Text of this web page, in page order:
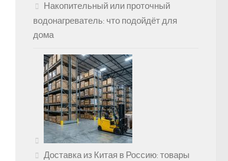
Накопительный или проточный
водонагреватель: что подойдёт для
дома
Доставка из Китая в Россию: товары